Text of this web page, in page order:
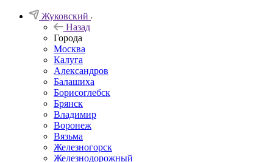
Жуковский
Назад
Города
Москва
Калуга
Александров
Балашиха
Борисоглебск
Брянск
Владимир
Воронеж
Вязьма
Железногорск
Железнодорожный